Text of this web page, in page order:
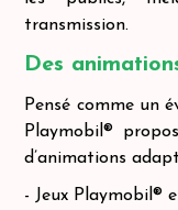
transmission.
Des
Pensé comme un
Playmobil®
d’animations
- Jeux Playmobil®